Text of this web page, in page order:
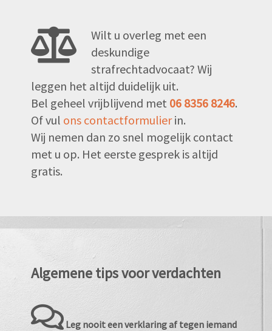
Wilt u overleg met een
deskundige
strafrechtadvocaat? Wij
leggen het altijd duidelijk uit.
Bel geheel vrijblijvend met 06 8356 8246.
Of vul ons contactformulierin.
Wij nemen dan zo snel mogelijk contact
met u op. Het eerste gesprek is altijd
gratis.
Algemene tips voor verdachten
Leg nooit een verklaring af tegen iemand